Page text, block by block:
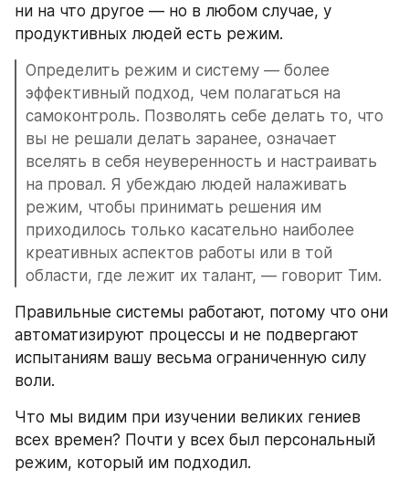
ни на что другое — но в любом случае, у
продуктивных людей есть режим.
Определить режим и систему — более
эффективный подход, чем полагаться на
самоконтроль. Позволять себе делать то, что
вы не решали делать заранее, означает
вселять в себя неуверенность и настраивать
на провал. Я убеждаю людей налаживать
режим, чтобы принимать решения им
приходилось только касательно наиболее
креативных аспектов работы или в той
области, где лежит их талант, — говорит Тим.
Правильные системы работают, потому что они
автоматизируют процессы и не подвергают
испытаниям вашу весьма ограниченную силу
воли.
Что мы видим при изучении великих гениев
всех времен? Почти у всех был персональный
режим, который им подходил.